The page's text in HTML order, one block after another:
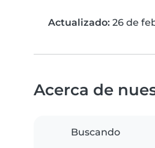
Actualizado: 26 de
Acerca de
Buscando